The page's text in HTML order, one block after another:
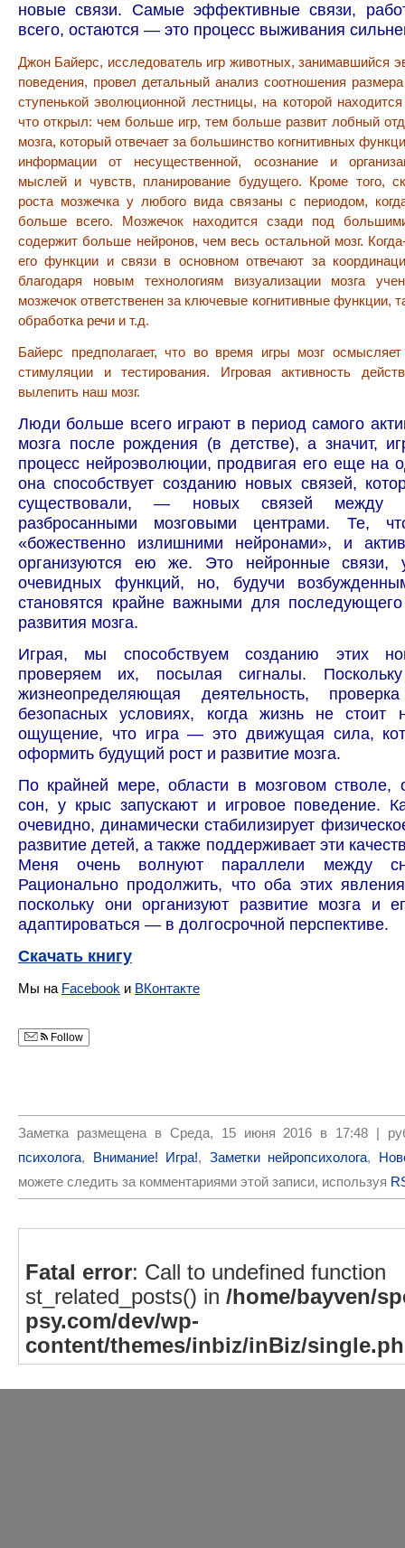
новые связи. Самые эффективные связи,
всего, остаются — это процесс выживания
Джон Байерс, исследователь игр животных, занимавшийся
поведения, провел детальный анализ соотношения
ступенькой эволюционной лестницы, на которой
что открыл: чем больше игр, тем больше развит лобный
мозга, который отвечает за большинство когнитивных
информации от несущественной, осознание и
мыслей и чувств, планирование будущего. Кроме того,
роста мозжечка у любого вида связаны с периодом,
больше всего. Мозжечок находится сзади под
содержит больше нейронов, чем весь остальной мозг.
его функции и связи в основном отвечают за
благодаря новым технологиям визуализации мозга
мозжечок ответственен за ключевые когнитивные функции,
обработка речи и т.д.
Байерс предполагает, что во время игры мозг
стимуляции и тестирования. Игровая активность
вылепить наш мозг.
Люди больше всего играют в период самого
мозга после рождения (в детстве), а значит,
процесс нейроэволюции, продвигая его еще на
она способствует созданию новых связей,
существовали, — новых связей между
разбросанными мозговыми центрами. Те,
«божественно излишними нейронами», и
организуются ею же. Это нейронные связи,
очевидных функций, но, будучи
становятся крайне важными для
развития мозга.
Играя, мы способствуем созданию этих
проверяем их, посылая сигналы.
жизнеопределяющая деятельность,
безопасных условиях, когда жизнь не стоит
ощущение, что игра — это движущая сила,
оформить будущий рост и развитие мозга.
По крайней мере, области в мозговом стволе,
сон, у крыс запускают и игровое поведение.
очевидно, динамически стабилизирует
развитие детей, а также поддерживает эти
Меня очень волнуют параллели между
Рационально продолжить, что оба этих
поскольку они организуют развитие мозга и
адаптироваться — в долгосрочной перспективе.
Cкачать книгу
Мы на Facebook и ВКонтакте
Follow
Заметка размещена в Среда, 15 июня 2016 в 17:48 |
психолога, Внимание! Игра!, Заметки нейропсихолога,
можете следить за комментариями этой записи, используя
Fatal error: Call to undefined function
st_related_posts() in /home/bayven/
psy.com/dev/wp-
content/themes/inbiz/inBiz/